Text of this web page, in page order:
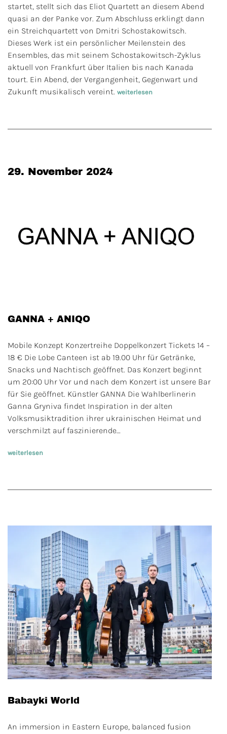
startet, stellt sich das Eliot Quartett an diesem Abend
quasi an der Panke vor. Zum Abschluss erklingt dann
ein Streichquartett von Dmitri Schostakowitsch.
Dieses Werk ist ein persönlicher Meilenstein des
Ensembles, das mit seinem Schostakowitsch-Zyklus
aktuell von Frankfurt über Italien bis nach Kanada
tourt. Ein Abend, der Vergangenheit, Gegenwart und
Zukunft musikalisch vereint. weiterlesen
29. November 2024
GANNA + ANIQO
Mobile Konzept Konzertreihe Doppelkonzert Tickets 14 –
18 € Die Lobe Canteen ist ab 19.00 Uhr für Getränke,
Snacks und Nachtisch geöffnet. Das Konzert beginnt
um 20:00 Uhr Vor und nach dem Konzert ist unsere Bar
für Sie geöffnet. Künstler GANNA Die Wahlberlinerin
Ganna Gryniva findet Inspiration in der alten
Volksmusiktradition ihrer ukrainischen Heimat und
verschmilzt auf faszinierende…
weiterlesen
Babayki World
An immersion in Eastern Europe, balanced fusion